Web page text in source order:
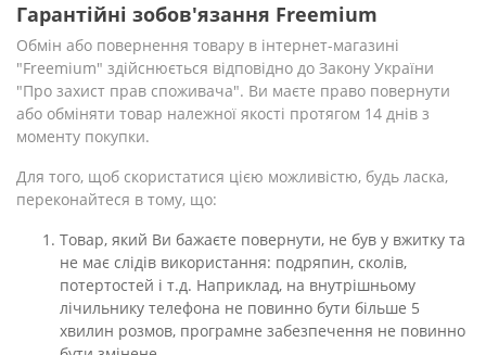
Гарантійні зобов'язання Freemium
Обмін або повернення товару в інтернет-магазині
"Freemium" здійснюється відповідно до Закону України
"Про захист прав споживача". Ви маєте право повернути
або обміняти товар належної якості протягом 14 днів з
моменту покупки.
Для того, щоб скористатися цією можливістю, будь ласка,
переконайтеся в тому, що:
Товар, який Ви бажаєте повернути, не був у вжитку та
не має слідів використання: подряпин, сколів,
потертостей і т.д. Наприклад, на внутрішньому
лічильнику телефона не повинно бути більше 5
хвилин розмов, програмне забезпечення не повинно